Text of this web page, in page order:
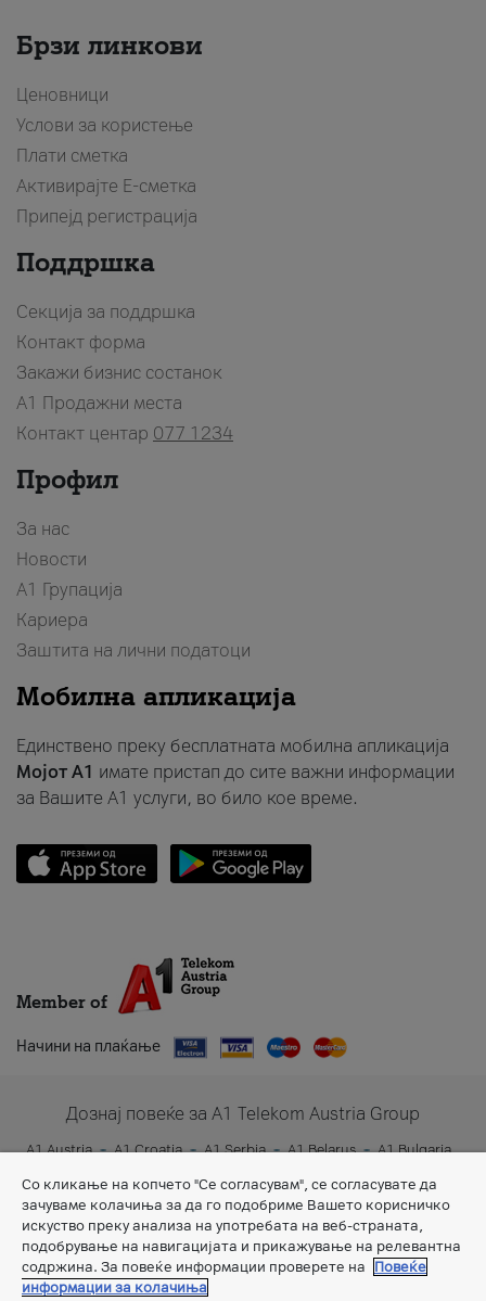
Брзи линкови
Ценовници
Услови за користење
Плати сметка
Активирајте Е-сметка
Припејд регистрација
Поддршка
Секција за поддршка
Контакт форма
Закажи бизнис состанок
A1 Продажни места
Контакт центар 077 1234
Профил
За нас
Новости
А1 Групација
Кариера
Заштита на лични податоци
Мобилна апликација
Единствено преку бесплатната мобилна апликација
Мојот A1 имате пристап до сите важни информации
за Вашите A1 услуги, во било кое време.
Member of
Начини на плаќање
Дознај повеќе за A1 Telekom Austria Group
A1 Austria A1 Croatia A1 Serbia A1 Belarus
A1 Bulgaria
A1 Slovenia
A1 Digital
Со кликање на копчето "Се согласувам", се согласувате да
зачуваме колачиња за да го подобриме Вашето корисничко
искуство преку анализа на употребата на веб-страната,
подобрување на навигацијата и прикажување на релевантна
содржина. За повеќе информации проверете на
Повеќе
информации за колачиња